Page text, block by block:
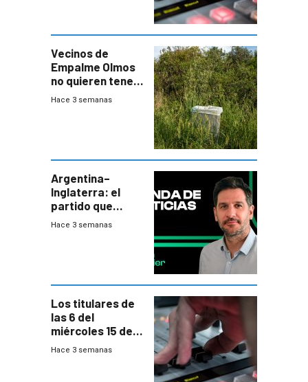
Vecinos de
Empalme Olmos
no quieren tener
cerca una planta
departamental
Hace 3 semanas
Argentina–
Inglaterra: el
partido que
nunca termina
Hace 3 semanas
Los titulares de
las 6 del
miércoles 15 de
julio de 2026
Hace 3 semanas